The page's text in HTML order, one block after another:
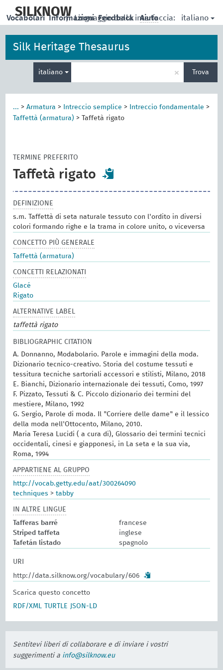
main
SILKNOW
| Linguaggio della interfaccia: italiano
Vocabolari Informazioni Feedback Aiuto
Silk Heritage Thesaurus
italiano
per
la
ricerca
× Trova
... >Armatura > Intreccio semplice > Intreccio fondamentale >
Taffettà (armatura) > Taffetà rigato
TERMINE PREFERITO
Taffetà rigato
DEFINIZIONE
s.m. Taffettà di seta naturale tessuto con l'ordito in diversi
colori formando righe e la trama in colore unito, o viceversa
CONCETTO PIÙ GENERALE
Taffettà (armatura)
CONCETTI RELAZIONATI
Glacé
Rigato
ALTERNATIVE LABEL
taffettà rigato
BIBLIOGRAPHIC CITATION
A. Donnanno, Modabolario. Parole e immagini della moda.
Dizionario tecnico-creativo. Storia del costume tessuti e
tessitura tecniche sartoriali accessori e stilisti, Milano, 2018
E. Bianchi, Dizionario internazionale dei tessuti, Como, 1997
F. Pizzato, Tessuti & C. Piccolo dizionario dei termini del
mestiere, Milano, 1992
G. Sergio, Parole di moda. Il "Corriere delle dame" e il lessico
della moda nell'Ottocento, Milano, 2010.
Maria Teresa Lucidi ( a cura di), Glossario dei termini tecnici
occidentali, cinesi e giapponesi, in La seta e la sua via,
Roma, 1994
APPARTIENE AL GRUPPO
http://vocab.getty.edu/aat/300264090
techniques >tabby
IN ALTRE LINGUE
Tafferas barré
francese
Striped taffeta
inglese
Tafetán listado
spagnolo
URI
http://data.silknow.org/vocabulary/606
Scarica questo concetto
RDF/XML
TURTLE JSON-LD
Sentitevi liberi di collaborare e di inviare i vostri
suggerimenti a info@silknow.eu